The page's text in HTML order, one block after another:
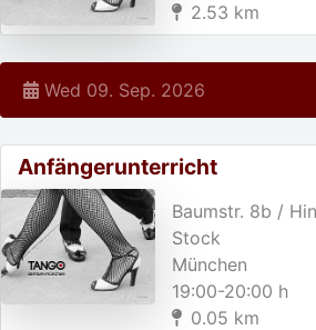
2.53 km
Wed 09. Sep. 2026
Anfängerunterricht
Baumstr. 8b /
Stock
München
19:00-20:00 h
0.05 km